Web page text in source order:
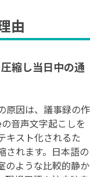
由
縮し当日中の通
原因は、議事録の作
音声文字起こしを
キスト化されるた
されます。日本語の
のような比較的静か